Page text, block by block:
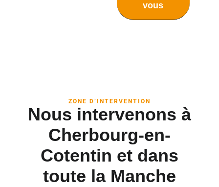
vous
ZONE D’INTERVENTION
Nous intervenons à
Cherbourg-en-
Cotentin et dans
toute la Manche